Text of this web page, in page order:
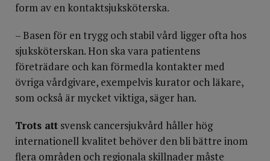
form av en kontaktsjuksköterska.
– Basen för en trygg och stabil vård ligger ofta hos
sjuksköterskan. Hon ska vara patientens
företrädare och kan förmedla kontakter med
övriga vårdgivare, exempelvis kurator och läkare,
som också är mycket viktiga, säger han.
Trots att svensk cancersjukvård håller hög
internationell kvalitet behöver den bli bättre inom
flera områden och regionala skillnader måste